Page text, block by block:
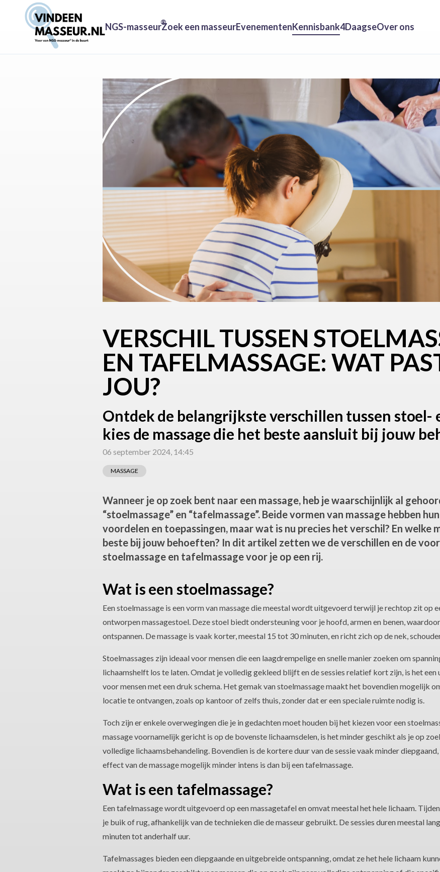
NGS-masseur®
Zoek een masseurEvenementenKennisbank4DaagseOver ons
VERSCHIL TUSSEN
EN TAFELMASSAGE: WAT
JOU?
Ontdek de belangrijkste verschillen tussen stoel-
kies de massage die het beste aansluit bij jouw
06 september 2024, 14:45
MASSAGE
Wanneer je op zoek bent naar een massage, heb je waarschijnlijk al
“stoelmassage” en “tafelmassage”. Beide vormen van massage hebben
voordelen en toepassingen, maar wat is nu precies het verschil? En welke
beste bij jouw behoeften? In dit artikel zetten we de verschillen en de
stoelmassage en tafelmassage voor je op een rij.
Wat is een stoelmassage?
Een stoelmassage is een vorm van massage die meestal wordt uitgevoerd terwijl je rechtop zit op
ontworpen massagestoel. Deze stoel biedt ondersteuning voor je hoofd, armen en benen,
ontspannen. De massage is vaak korter, meestal 15 tot 30 minuten, en richt zich op de nek,
Stoelmassages zijn ideaal voor mensen die een laagdrempelige en snelle manier zoeken om
lichaamshelft los te laten. Omdat je volledig gekleed blijft en de sessies relatief kort zijn, is het
voor mensen met een druk schema. Het gemak van stoelmassage maakt het bovendien mogelijk
locatie te ontvangen, zoals op kantoor of zelfs thuis, zonder dat er een speciale ruimte nodig is.
Toch zijn er enkele overwegingen die je in gedachten moet houden bij het kiezen voor een
massage voornamelijk gericht is op de bovenste lichaamsdelen, is het minder geschikt als je op
volledige lichaamsbehandeling. Bovendien is de kortere duur van de sessie vaak minder
effect van de massage mogelijk minder intens is dan bij een tafelmassage.
Wat is een tafelmassage?
Een tafelmassage wordt uitgevoerd op een massagetafel en omvat meestal het hele lichaam.
je buik of rug, afhankelijk van de technieken die de masseur gebruikt. De sessies duren meestal
minuten tot anderhalf uur.
Tafelmassages bieden een diepgaande en uitgebreide ontspanning, omdat ze het hele lichaam